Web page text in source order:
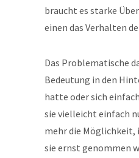
braucht es starke
einen das Verhalten
Das Problematische
Bedeutung in den
hatte oder sich
sie vielleicht einfach
mehr die Möglichkeit,
sie ernst genommen